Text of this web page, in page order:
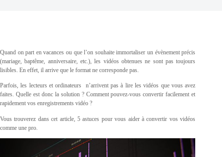
Quand on part en vacances ou que l’on souhaite immortaliser un évènement précis
(mariage, baptême, anniversaire, etc.), les vidéos obtenues ne sont pas toujours
lisibles. En effet, il arrive que le format ne corresponde pas.
Parfois, les lecteurs et ordinateurs n’arrivent pas à lire les vidéos que vous avez
faites. Quelle est donc la solution ? Comment pouvez-vous convertir facilement et
rapidement vos enregistrements vidéo ?
Vous trouverez dans cet article, 5 astuces pour vous aider à convertir vos vidéos
comme une pro.